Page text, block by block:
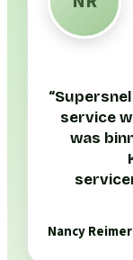
“
service
was
Nancy